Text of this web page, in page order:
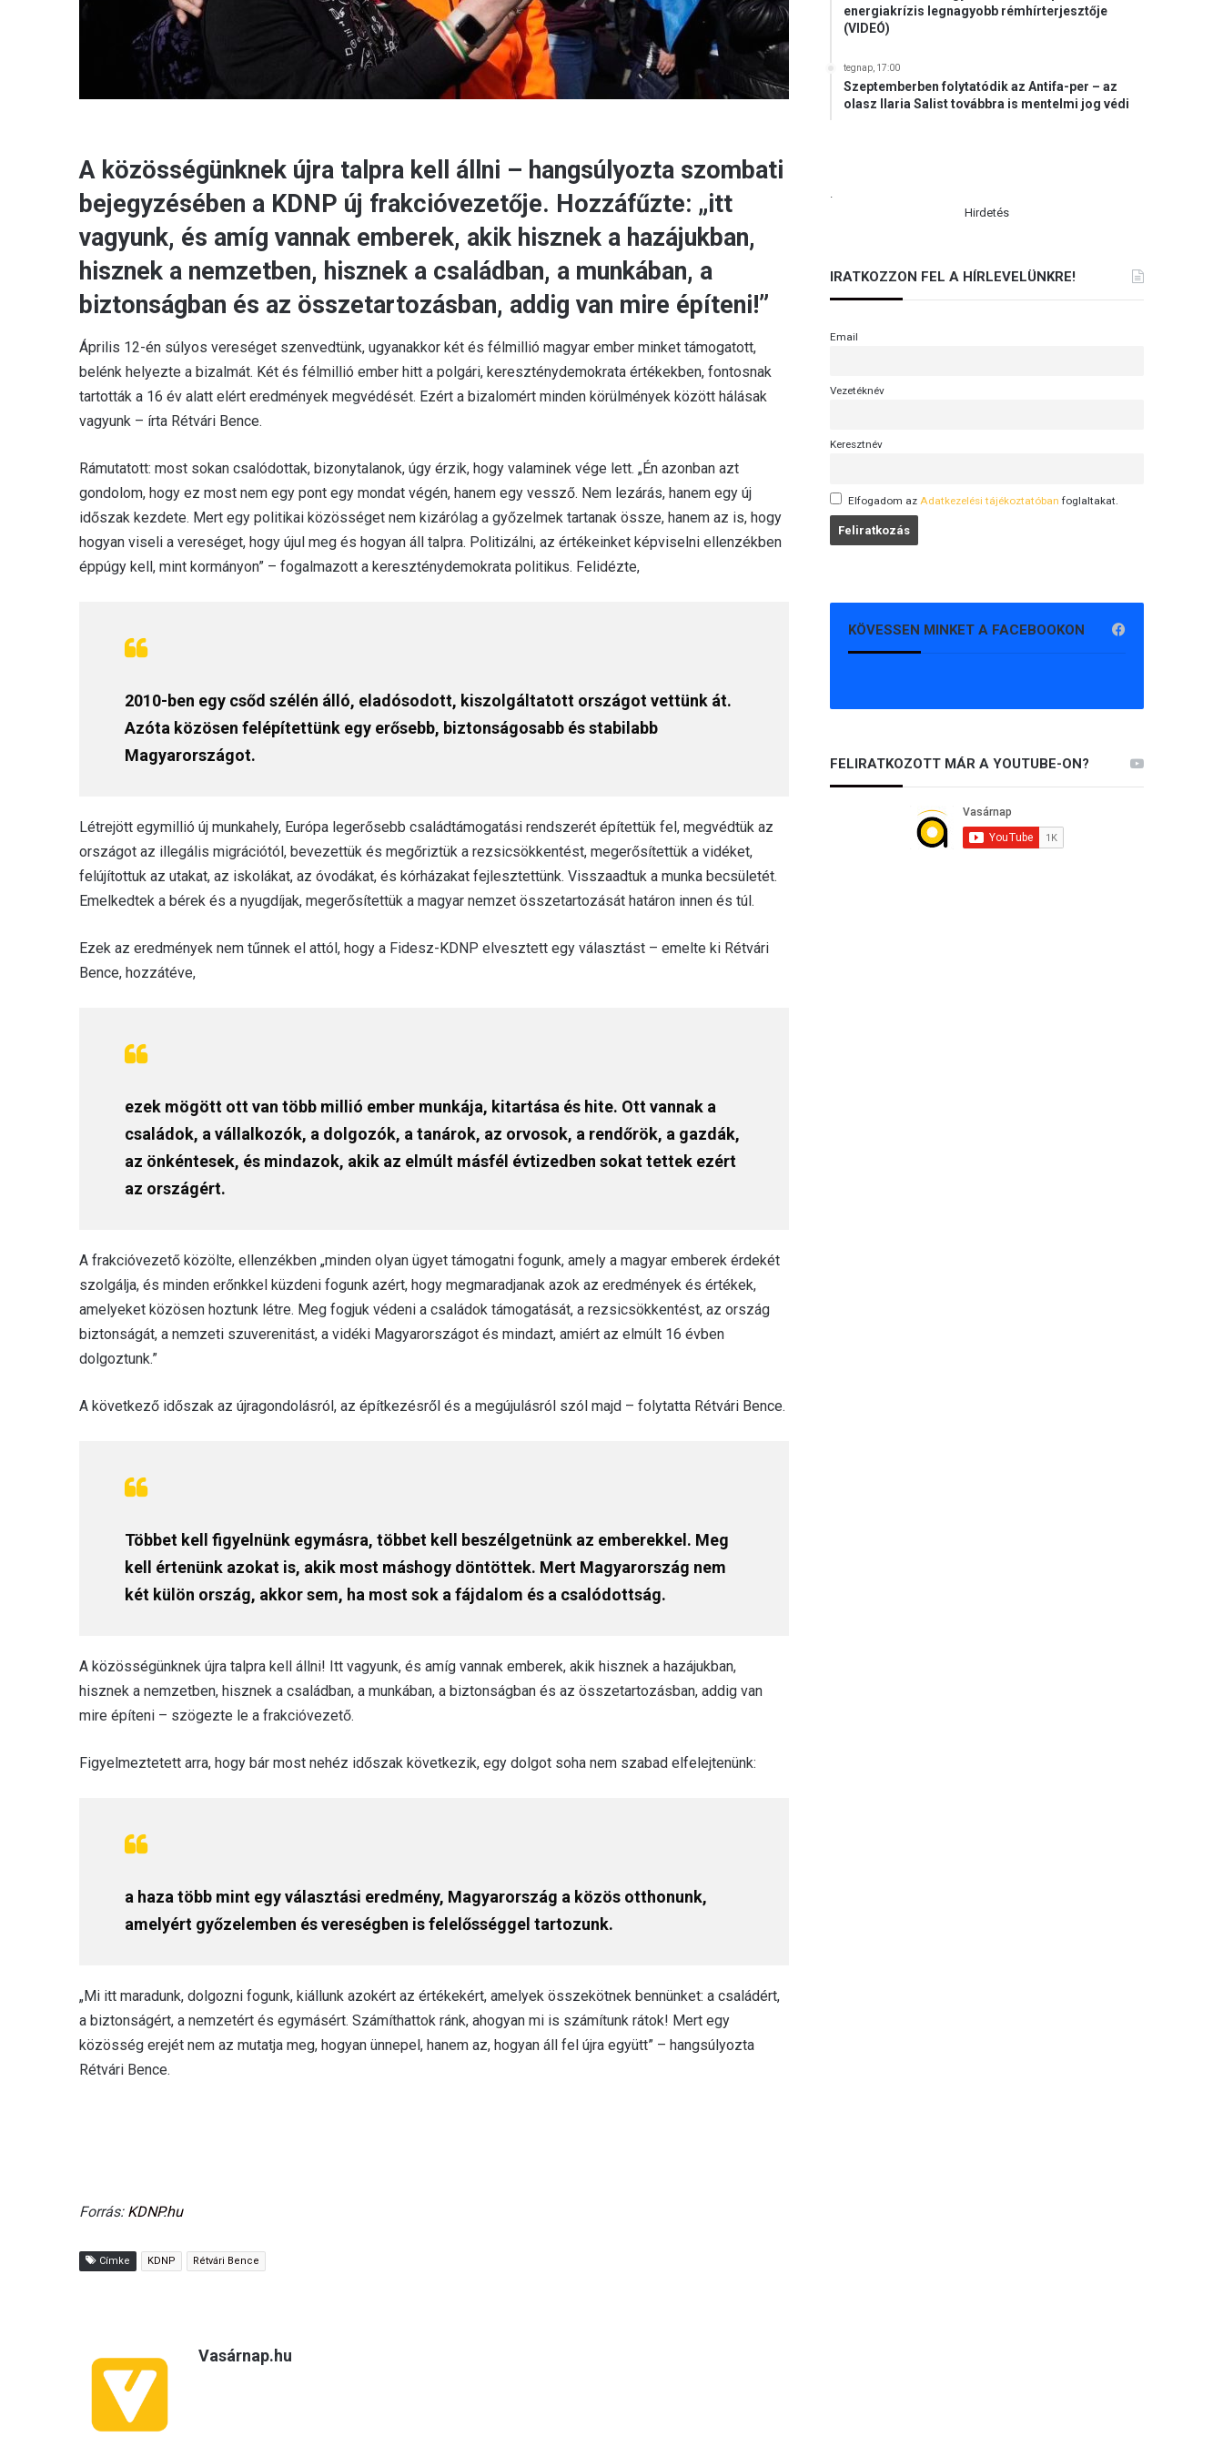
A közösségünknek újra talpra kell állni – hangsúlyozta szombati
bejegyzésében a KDNP új frakcióvezetője. Hozzáfűzte: „itt
vagyunk, és amíg vannak emberek, akik hisznek a hazájukban,
hisznek a nemzetben, hisznek a családban, a munkában, a
biztonságban és az összetartozásban, addig van mire építeni!”
Április 12-én súlyos vereséget szenvedtünk, ugyanakkor két és félmillió magyar ember minket támogatott,
belénk helyezte a bizalmát. Két és félmillió ember hitt a polgári, kereszténydemokrata értékekben, fontosnak
tartották a 16 év alatt elért eredmények megvédését. Ezért a bizalomért minden körülmények között hálásak
vagyunk – írta Rétvári Bence.
Rámutatott: most sokan csalódottak, bizonytalanok, úgy érzik, hogy valaminek vége lett. „Én azonban azt
gondolom, hogy ez most nem egy pont egy mondat végén, hanem egy vessző. Nem lezárás, hanem egy új
időszak kezdete. Mert egy politikai közösséget nem kizárólag a győzelmek tartanak össze, hanem az is, hogy
hogyan viseli a vereséget, hogy újul meg és hogyan áll talpra. Politizálni, az értékeinket képviselni ellenzékben
éppúgy kell, mint kormányon” – fogalmazott a kereszténydemokrata politikus. Felidézte,
2010-ben egy csőd szélén álló, eladósodott, kiszolgáltatott országot vettünk át.
Azóta közösen felépítettünk egy erősebb, biztonságosabb és stabilabb
Magyarországot.
Létrejött egymillió új munkahely, Európa legerősebb családtámogatási rendszerét építettük fel, megvédtük az
országot az illegális migrációtól, bevezettük és megőriztük a rezsicsökkentést, megerősítettük a vidéket,
felújítottuk az utakat, az iskolákat, az óvodákat, és kórházakat fejlesztettünk. Visszaadtuk a munka becsületét.
Emelkedtek a bérek és a nyugdíjak, megerősítettük a magyar nemzet összetartozását határon innen és túl.
Ezek az eredmények nem tűnnek el attól, hogy a Fidesz-KDNP elvesztett egy választást – emelte ki Rétvári
Bence, hozzátéve,
ezek mögött ott van több millió ember munkája, kitartása és hite. Ott vannak a
családok, a vállalkozók, a dolgozók, a tanárok, az orvosok, a rendőrök, a gazdák,
az önkéntesek, és mindazok, akik az elmúlt másfél évtizedben sokat tettek ezért
az országért.
A frakcióvezető közölte, ellenzékben „minden olyan ügyet támogatni fogunk, amely a magyar emberek érdekét
szolgálja, és minden erőnkkel küzdeni fogunk azért, hogy megmaradjanak azok az eredmények és értékek,
amelyeket közösen hoztunk létre. Meg fogjuk védeni a családok támogatását, a rezsicsökkentést, az ország
biztonságát, a nemzeti szuverenitást, a vidéki Magyarországot és mindazt, amiért az elmúlt 16 évben
dolgoztunk.”
A következő időszak az újragondolásról, az építkezésről és a megújulásról szól majd – folytatta Rétvári Bence.
Többet kell figyelnünk egymásra, többet kell beszélgetnünk az emberekkel. Meg
kell értenünk azokat is, akik most máshogy döntöttek. Mert Magyarország nem
két külön ország, akkor sem, ha most sok a fájdalom és a csalódottság.
A közösségünknek újra talpra kell állni! Itt vagyunk, és amíg vannak emberek, akik hisznek a hazájukban,
hisznek a nemzetben, hisznek a családban, a munkában, a biztonságban és az összetartozásban, addig van
mire építeni – szögezte le a frakcióvezető.
Figyelmeztetett arra, hogy bár most nehéz időszak következik, egy dolgot soha nem szabad elfelejtenünk:
a haza több mint egy választási eredmény, Magyarország a közös otthonunk,
amelyért győzelemben és vereségben is felelősséggel tartozunk.
„Mi itt maradunk, dolgozni fogunk, kiállunk azokért az értékekért, amelyek összekötnek bennünket: a családért,
a biztonságért, a nemzetért és egymásért. Számíthattok ránk, ahogyan mi is számítunk rátok! Mert egy
közösség erejét nem az mutatja meg, hogyan ünnepel, hanem az, hogyan áll fel újra együtt” – hangsúlyozta
Rétvári Bence.
Forrás: KDNP.hu
Címke KDNP Rétvári Bence
Vasárnap.hu
energiakrízis legnagyobb rémhírterjesztője
(VIDEÓ)
tegnap, 17:00
Szeptemberben folytatódik az Antifa-per – az
olasz Ilaria Salist továbbra is mentelmi jog védi
.
Hirdetés
IRATKOZZON FEL A HÍRLEVELÜNKRE!
Email
Vezetéknév
Keresztnév
Elfogadom az Adatkezelési tájékoztatóban foglaltakat.
KÖVESSEN MINKET A FACEBOOKON
FELIRATKOZOTT MÁR A YOUTUBE-ON?